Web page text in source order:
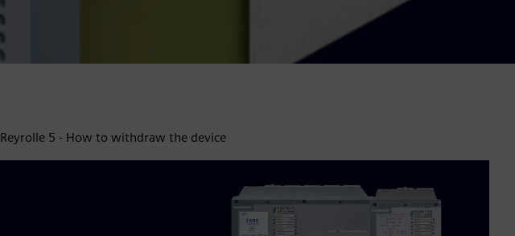
Reyrolle 5 - How to withdraw the device